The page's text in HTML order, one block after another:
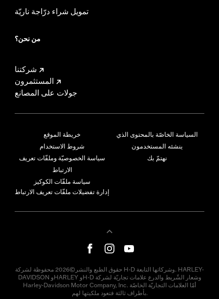
تمويل شراء درّاجة ناريّة
من نحن؟
شركتنا
المستثمرون
جولات على المصانع
خريطة الموقع
شروط الاستخدام
سياسة الخصوصيّة وملفّات تعريف
الارتباط
سياسة ملفّات الكوكيز
إدارة تفضيلات ملفّات تعريف الارتباط
السياسة الخاصّة بالمحتوى الذي
ينشئه المستخدمون
نهتمّ بك
حقوق الطبع والنشر©2026 محفوظة لشركة H-D وشركاتها التابعة. HARLEY-
DAVIDSON وHARLEY وH-D وشعار الشّريط والدرع علامات تجاريّة لشركة
Harley-Davidson Motor Company, Inc. أمّا العلامات التجاريّة الخاصّة
بأطراف ثالثة فتعود ملكيتها لهم.